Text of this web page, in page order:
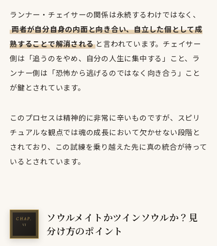
ランナー・チェイサーの関係は永続するわけではなく、
両者が自分自身の内面と向き合い、自立した個として成
熟することで解消される と言われています。チェイサー
側は「追うのをやめ、自分の人生に集中する」こと、ラ
ンナー側は「恐怖から逃げるのではなく向き合う」こと
が鍵とされています。
このプロセスは精神的に非常に辛いものですが、スピリ
チュアルな観点では魂の成長において欠かせない段階と
されており、この試練を乗り越えた先に真の統合が待って
いるとされています。
ソウルメイトかツインソウルか？見
分け方のポイント